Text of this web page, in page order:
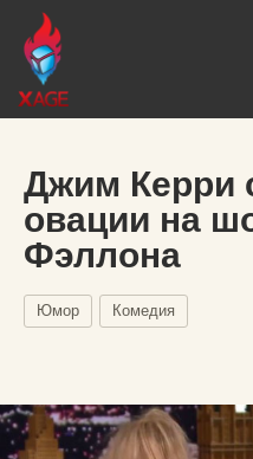
Джим Керри
овации на
Фэллона
Юмор Комедия